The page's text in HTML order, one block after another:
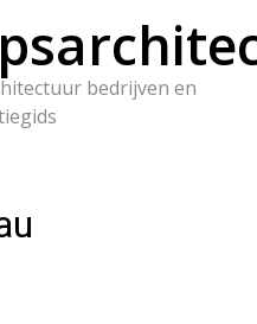
bedrijven en